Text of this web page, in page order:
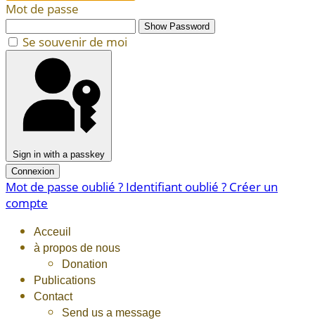
Mot de passe
Show Password
Se souvenir de moi
Sign in with a passkey
Connexion
Mot de passe oublié ? Identifiant oublié ? Créer un
compte
Acceuil
à propos de nous
Donation
Publications
Contact
Send us a message